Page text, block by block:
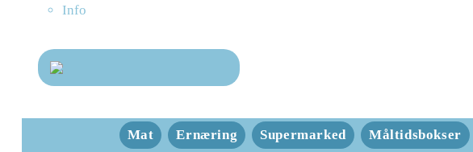
Info
Mat Ernæring Supermarked Måltidsbokser